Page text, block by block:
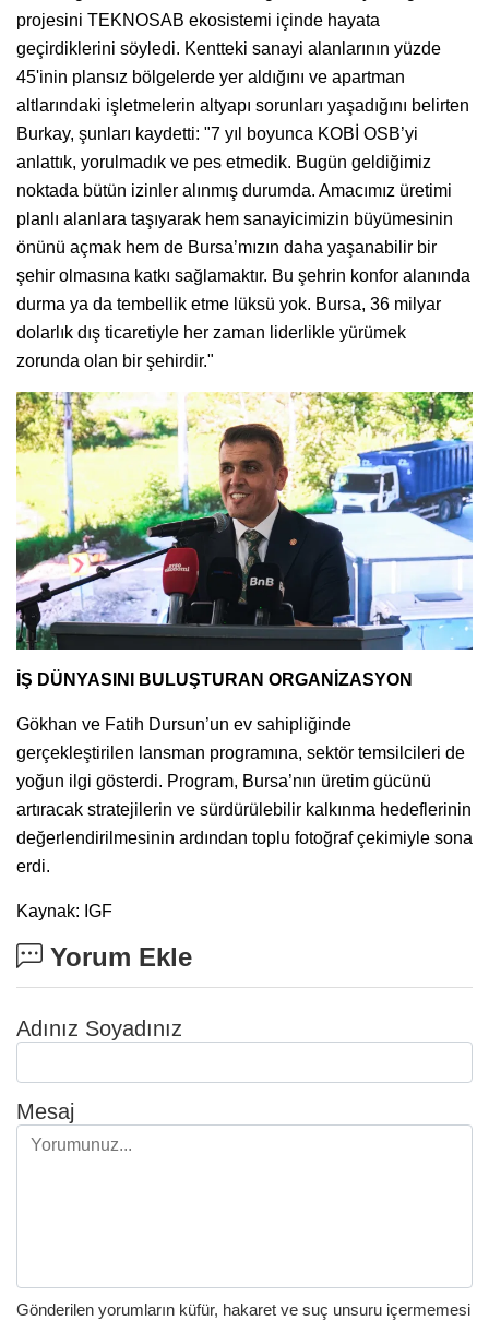
projesini TEKNOSAB ekosistemi içinde hayata
geçirdiklerini söyledi. Kentteki sanayi alanlarının yüzde
45'inin plansız bölgelerde yer aldığını ve apartman
altlarındaki işletmelerin altyapı sorunları yaşadığını belirten
Burkay, şunları kaydetti: "7 yıl boyunca KOBİ OSB’yi
anlattık, yorulmadık ve pes etmedik. Bugün geldiğimiz
noktada bütün izinler alınmış durumda. Amacımız üretimi
planlı alanlara taşıyarak hem sanayicimizin büyümesinin
önünü açmak hem de Bursa’mızın daha yaşanabilir bir
şehir olmasına katkı sağlamaktır. Bu şehrin konfor alanında
durma ya da tembellik etme lüksü yok. Bursa, 36 milyar
dolarlık dış ticaretiyle her zaman liderlikle yürümek
zorunda olan bir şehirdir."
İŞ DÜNYASINI BULUŞTURAN ORGANİZASYON
Gökhan ve Fatih Dursun’un ev sahipliğinde
gerçekleştirilen lansman programına, sektör temsilcileri de
yoğun ilgi gösterdi. Program, Bursa’nın üretim gücünü
artıracak stratejilerin ve sürdürülebilir kalkınma hedeflerinin
değerlendirilmesinin ardından toplu fotoğraf çekimiyle sona
erdi.
Kaynak: IGF
Yorum Ekle
Adınız Soyadınız
Mesaj
Gönderilen yorumların küfür, hakaret ve suç unsuru içermemesi